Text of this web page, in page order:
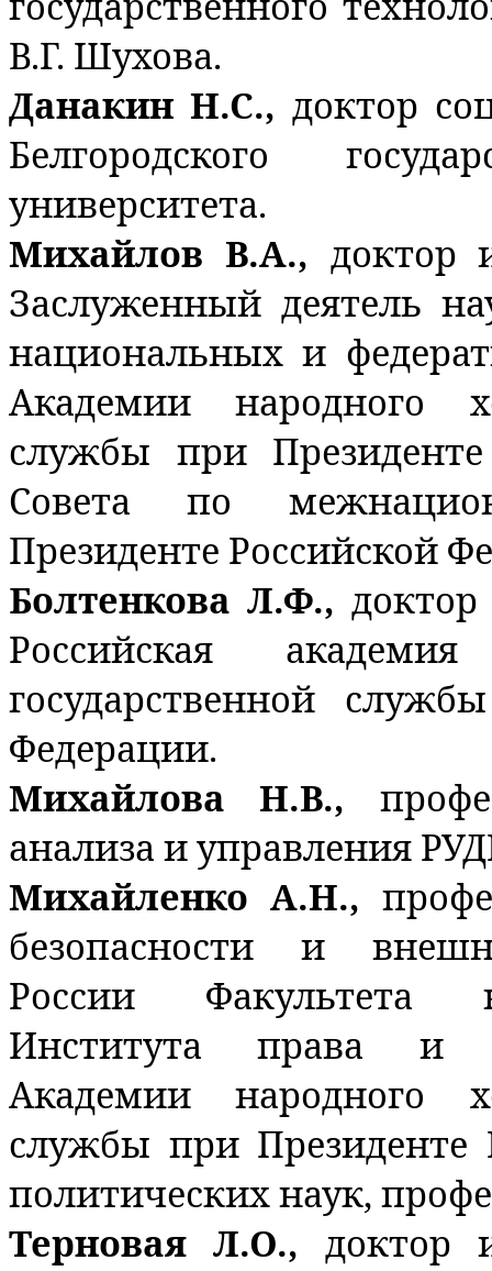
В.Г. Шухова.
Данакин Н.С., доктор
Белгородского
университета.
Михайлов В.А., доктор
Заслуженный деятель
национальных и
Академии народного
службы при
Совета по
Президенте Российской
Болтенкова Л.Ф.,
Российская
государственной
Федерации.
Михайлова Н.В.,
анализа и управления
Михайленко А.Н.,
безопасности и
России Факультета
Института права и
Академии народного
службы при Президенте
политических наук,
Терновая Л.О., доктор